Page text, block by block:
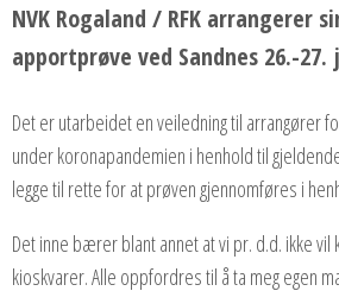
NVK Rogaland / RFK arrangerer
apportprøve ved Sandnes 26.-27.
Det er utarbeidet en veiledning til arrangører
under koronapandemien i henhold til
legge til rette for at prøven gjennomføres i
Det inne bærer blant annet at vi pr. d.d. ikke vil
kioskvarer. Alle oppfordres til å ta meg egen